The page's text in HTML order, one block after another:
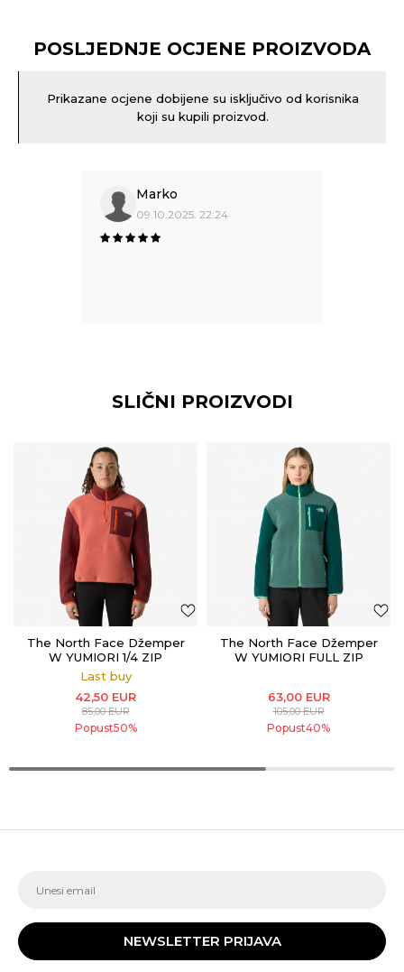
POSLJEDNJE OCJENE PROIZVODA
Prikazane ocjene dobijene su isključivo od korisnika
koji su kupili proizvod.
Marko
09.10.2025. 22:24
SLIČNI PROIZVODI
The North Face Džemper
W YUMIORI 1/4 ZIP
Last buy
42,50 EUR
85,00EUR
Popust50%
The North Face Džemper
W YUMIORI FULL ZIP
63,00 EUR
105,00EUR
Popust40%
NEWSLETTER PRIJAVA